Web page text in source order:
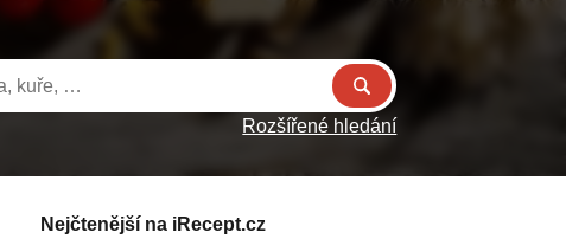
Rozšířené hledání
Nejčtenější na iRecept.cz